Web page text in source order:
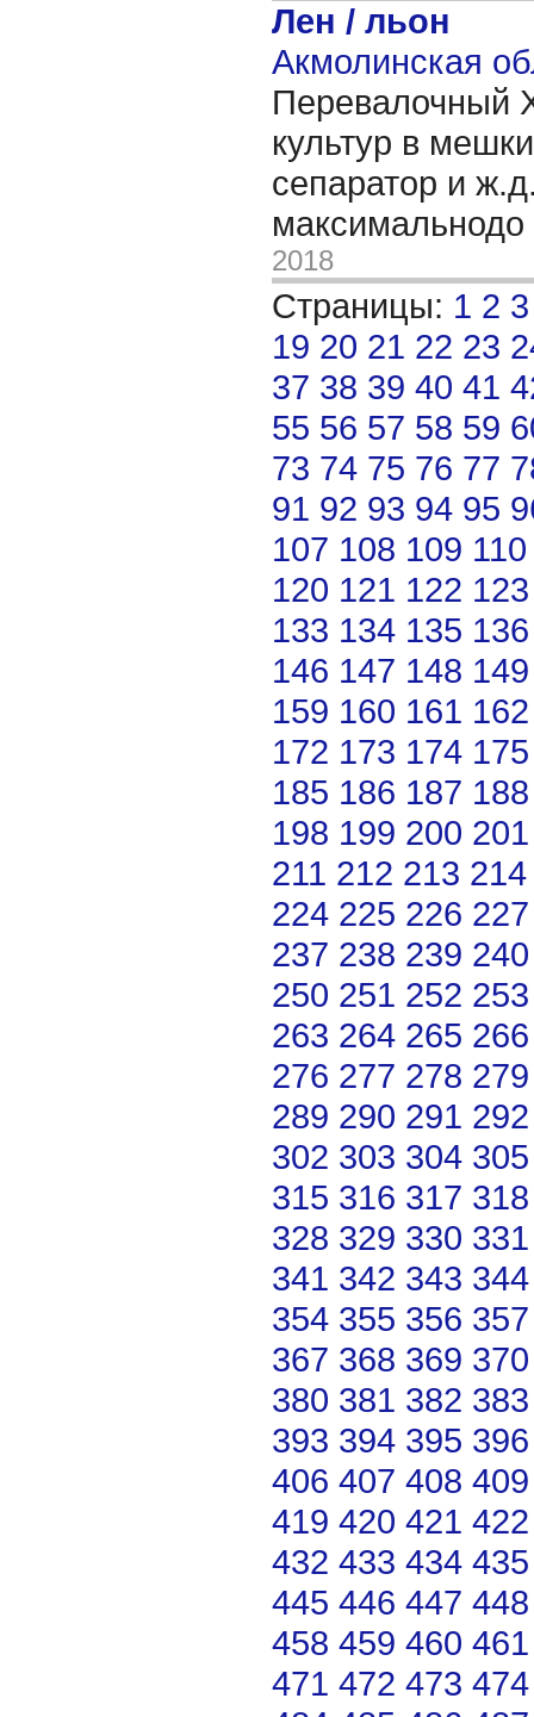
Лен / льон
Акмолинская
Перевалочный
культур в
сепаратор и
2018
Страницы: 1 2 3
19 20 21 22 23
37 38 39 40 41
55 56 57 58 59
73 74 75 76 77
91 92 93 94 95
107 108 109 110
120 121 122 123
133 134 135 136
146 147 148 149
159 160 161 162
172 173 174 175
185 186 187 188
198 199 200 201
211 212 213 214
224 225 226 227
237 238 239 240
250 251 252 253
263 264 265 266
276 277 278 279
289 290 291 292
302 303 304 305
315 316 317 318
328 329 330 331
341 342 343 344
354 355 356 357
367 368 369 370
380 381 382 383
393 394 395 396
406 407 408 409
419 420 421 422
432 433 434 435
445 446 447 448
458 459 460 461
471 472 473 474